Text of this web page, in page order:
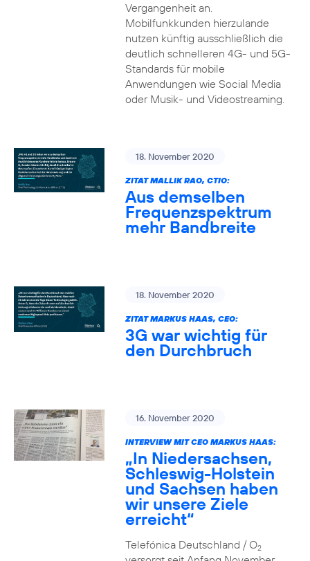
Vergangenheit an.
Mobilfunkkunden hierzulande
nutzen künftig ausschließlich die
deutlich schnelleren 4G- und 5G-
Standards für mobile
Anwendungen wie Social Media
oder Musik- und Videostreaming.
18. November 2020
ZITAT MALLIK RAO, CTIO:
Aus demselben
Frequenzspektrum
mehr Bandbreite
18. November 2020
ZITAT MARKUS HAAS, CEO:
3G war wichtig für
den Durchbruch
16. November 2020
INTERVIEW MIT CEO MARKUS HAAS:
„In Niedersachsen,
Schleswig-Holstein
und Sachsen haben
wir unsere Ziele
erreicht“
Telefónica Deutschland / O2